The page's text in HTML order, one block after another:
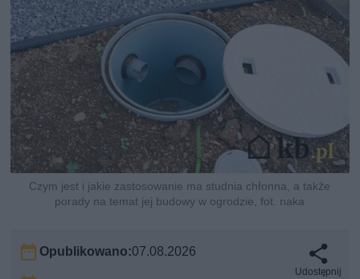
Czym jest i jakie zastosowanie ma studnia chłonna, a także
porady na temat jej budowy w ogrodzie, fot. naka
Opublikowano:07.08.2026
Udostępnij